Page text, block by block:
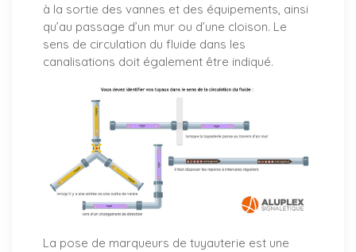
à la sortie des vannes et des équipements, ainsi
qu’au passage d’un mur ou d’une cloison. Le
sens de circulation du fluide dans les
canalisations doit également être indiqué.
La pose de marqueurs de tuyauterie est une